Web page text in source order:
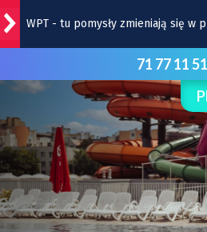
WPT - tu pomysły zmieniają się w
Spotkajmy się przy Banku
Światowy Dzień Lwa we
Mieszkanie z SIM Wrocław. Taniej
rynku!
Badanie PWr: Te ubrania
śmieciach
71 77 11